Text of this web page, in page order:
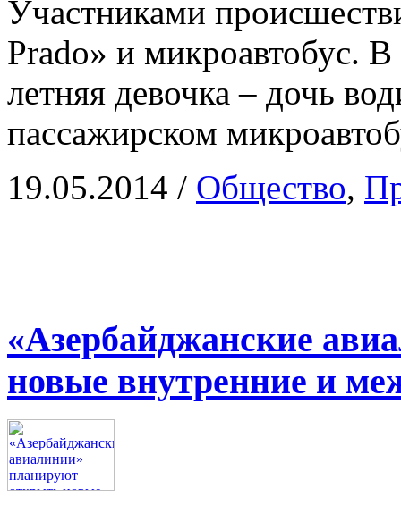
Участниками
Prado» и микроавтобус. В
летняя девочка – дочь
пассажирском
19.05.2014 / Общество,
«Азербайджанские
новые внутренние и